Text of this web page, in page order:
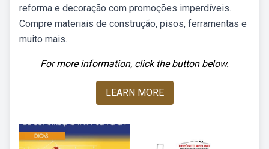
reforma e decoração com promoções imperdíveis.
Compre materiais de construção, pisos, ferramentas e
muito mais.
For more information, click the button below.
LEARN MORE